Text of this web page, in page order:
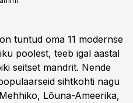
tuntud oma 11 modernse
poolest, teeb igal aastal
seitset mandrit. Nende
sihtkohti nagu
Lõuna-Ameerika,